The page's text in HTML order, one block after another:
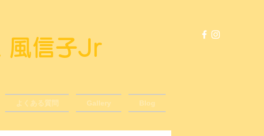
​風信子Jr
よくある質問 Gallery Blog